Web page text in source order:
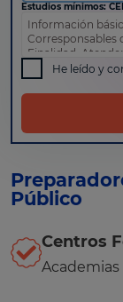
Estudios mínimos:
Información
Corresponsables
Finalidad:
comercial
Derechos: Puede
como otros
He leído y
Público
Centros